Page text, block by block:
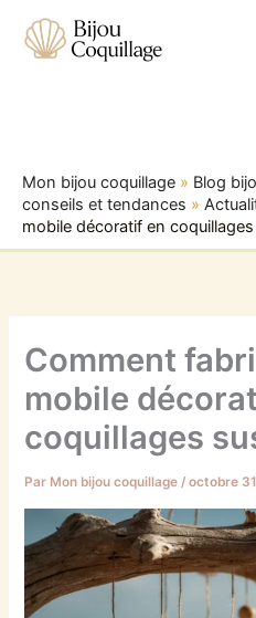
contenu
Mon bijou coquillage » Blog
conseils et tendances »
mobile décoratif en
Comment
mobile
coquillages
Par Mon bijou coquillage/octobre